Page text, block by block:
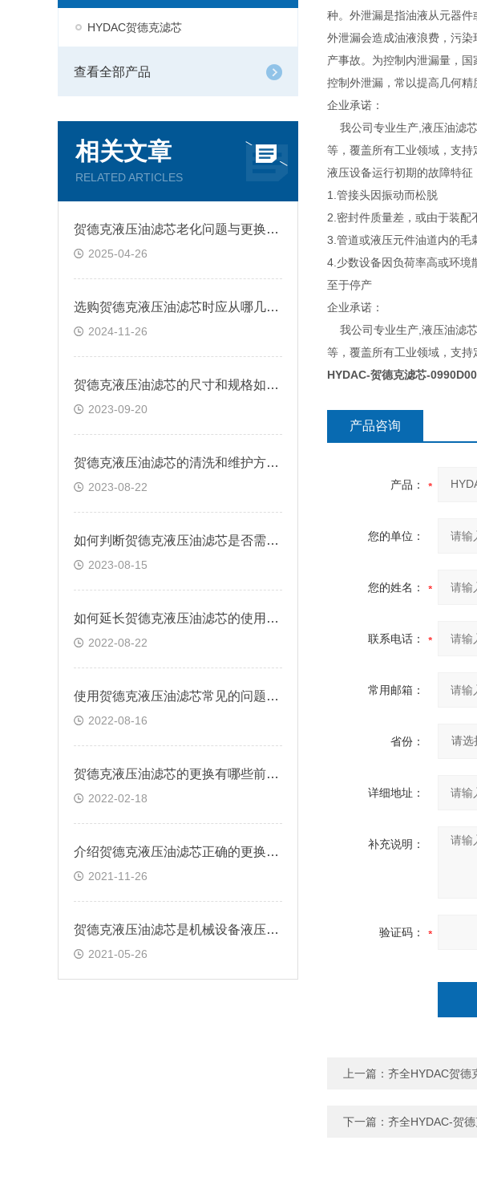
HYDAC贺德克滤芯
查看全部产品
相关文章
RELATED ARTICLES
贺德克液压油滤芯老化问题与更换策略
2025-04-26
选购贺德克液压油滤芯时应从哪几方面考虑？
2024-11-26
贺德克液压油滤芯的尺寸和规格如何选择？
2023-09-20
贺德克液压油滤芯的清洗和维护方法有哪些？
2023-08-22
如何判断贺德克液压油滤芯是否需要更换？
2023-08-15
如何延长贺德克液压油滤芯的使用寿命
2022-08-22
使用贺德克液压油滤芯常见的问题有哪些？
2022-08-16
贺德克液压油滤芯的更换有哪些前提条件
2022-02-18
介绍贺德克液压油滤芯正确的更换方法
2021-11-26
贺德克液压油滤芯是机械设备液压系统中重要部件
2021-05-26
种。外泄漏是指油液从元器
外泄漏会造成油液浪费，污
产事故。为控制内泄漏量，
控制外泄漏，常以提高几何精
企业承诺：
我公司专业生产,液压油滤
等，覆盖所有工业领域，支持
液压设备运行初期的故障特征
1.管接头因振动而松脱
2.密封件质量差，或由于装配
3.管道或液压元件油道内的毛
4.少数设备因负荷率高或环境
至于停产
企业承诺：
我公司专业生产,液压油滤
等，覆盖所有工业领域，支持
HYDAC-贺德克滤芯-
产品咨询
产品：
您的单位：
您的姓名：
联系电话：
常用邮箱：
省份：
详细地址：
补充说明：
验证码：
上一篇： 齐全HYDAC贺德
下一篇： 齐全HYDAC-贺